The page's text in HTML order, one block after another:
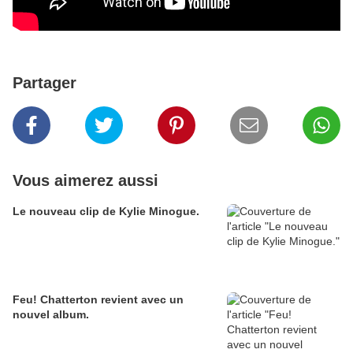
Partager
Vous aimerez aussi
Le nouveau clip de Kylie Minogue.
Feu! Chatterton revient avec un
nouvel album.